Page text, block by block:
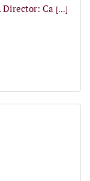
Director: Ca [...]